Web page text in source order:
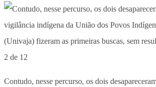
2 de 12
Contudo, nesse percurso, os dois